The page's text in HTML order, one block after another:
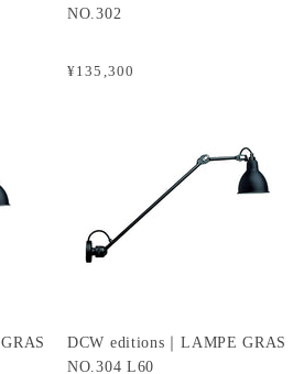
¥135,300
NO.302
DCW editions｜LAMPE GRAS
NO.304 L60